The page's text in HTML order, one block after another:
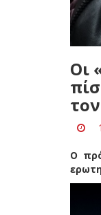
Οι
Ο